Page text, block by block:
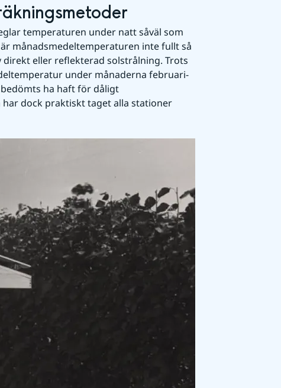
temperaturen under natt såväl som
månadsmedeltemperaturen inte fullt så
eller reflekterad solstrålning. Trots
under månaderna februari-
ha haft för dåligt
dock praktiskt taget alla stationer